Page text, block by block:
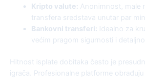
Kripto valute: Anonimnost, male
transfera sredstava unutar par
Bankovni transferi: Idealno za
većim pragom sigurnosti i
Hitnost isplate dobitaka često je
igrača. Profesionalne platforme